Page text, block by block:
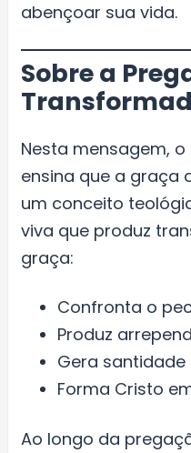
abençoar sua vida.
Sobre a
Nesta mensagem, o
ensina que a graça
um conceito
viva que produz
graça:
Confronta o
Produz
Gera santidade
Forma Cristo
Ao longo da